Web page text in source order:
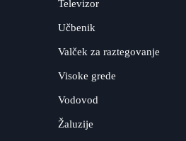
Televizor
Učbenik
Valček za raztegovanje
Visoke grede
Vodovod
Žaluzije